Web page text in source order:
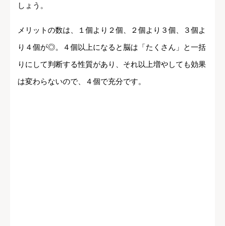
しょう。
メリットの数は、１個より２個、２個より３個、３個よ
り４個が◎。４個以上になると脳は「たくさん」と一括
りにして判断する性質があり、それ以上増やしても効果
は変わらないので、４個で充分です。